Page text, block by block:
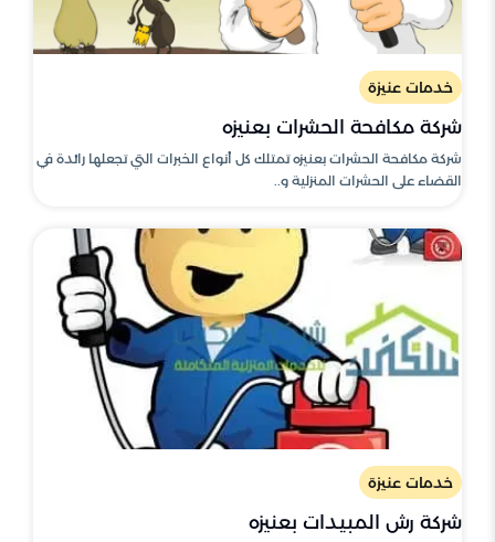
خدمات عنيزة
شركة مكافحة الحشرات بعنيزه
شركة مكافحة الحشرات بعنيزه تمتلك كل أنواع الخبرات التي تجعلها رائدة في
القضاء على الحشرات المنزلية و..
خدمات عنيزة
شركة رش المبيدات بعنيزه